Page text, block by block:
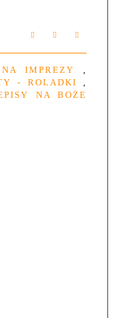
NA IMPREZY,
- ROLADKI ,
NA BOŻE